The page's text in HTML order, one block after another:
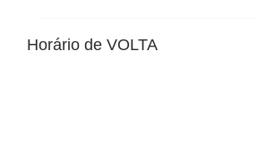
Horário de VOLTA